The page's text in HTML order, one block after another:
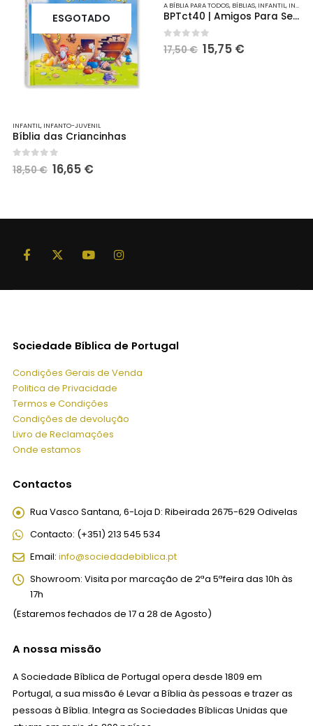
ESGOTADO
INFANTIL, INFANTO-JUVENIL
Bíblia das Criancinhas
out of 5
18,50€ O
preço
16,65 €
A BÍBLIA PARA TODOS, BÍBLIAS, INFANTIL, INFANTO-JUVENIL
BPTct40 | Amigos Para Sempre | Edição Católica
0out of 5
17,50€ O
preço
15,75 €
Sociedade Bíblica de Portugal
Condições Gerais de Venda
Politica de Privacidade
Termos e Condições
Condições de devolução
Livro de Reclamações
Onde estamos
Contactos
Rua Vasco Santana, 6-Loja D: Ribeirada 2675-629 Odivelas
Contacto: (+351) 213 545 534
Email: info@sociedadebiblica.pt
Showroom: Visita por marcação de 2ªa 5ªfeira das 10h às
17h
(Estaremos fechados de 17 a 28 de Agosto)
A nossa missão
A Sociedade Bíblica de Portugal opera desde 1809 em
Portugal, a sua missão é Levar a Bíblia às pessoas e trazer as
pessoas à Bíblia. Integra as Sociedades Bíblicas Unidas que